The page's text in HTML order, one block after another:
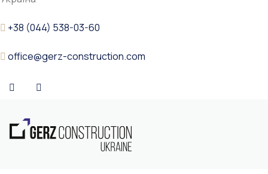
+38 (044) 538-03-60
office@gerz-construction.com